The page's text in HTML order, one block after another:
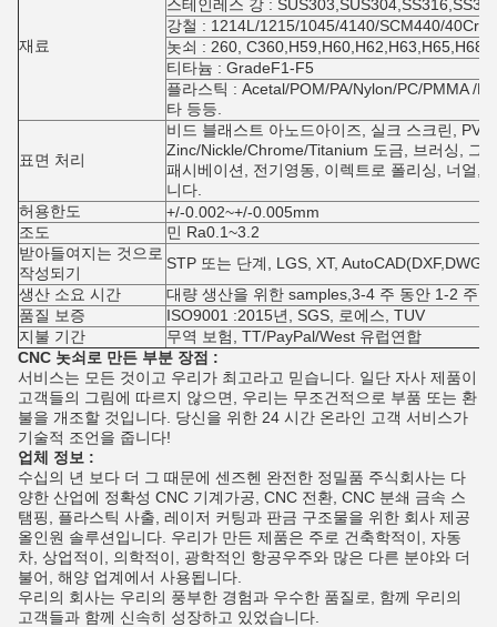
재료
스테인레스 강 :
강철 : 1214L/1215/1045/4140/SCM440/
놋쇠 : 260,
티타늄 : GradeF1-F5
플라스틱 : Acetal/POM/PA/Nylon/PC/PMMA /
타 등등.
표면 처리
비드 블래스트 아노드아이즈, 실크 스크린, PVD
Zinc/Nickle/Chrome/Titanium 도금, 브러싱, 그
패시베이션, 전기영동, 이렉트로 폴리싱, 너얼,
니다.
허용한도
+/-0.002~+/-0.005mm
조도
민 Ra0.1~3.2
받아들여지는 것으로
작성되기
STP 또는 단계, LGS, XT,
생산 소요 시간
대량 생산을 위한 samples,3-4 주 동안 1-2 주
품질 보증
ISO9001 :2015년, SGS, 로에스, TUV
지불 기간
무역 보험, TT/PayPal/West 유럽연합
CNC 놋쇠로 만든 부분 장점 :
서비스는 모든 것이고 우리가 최고라고 믿습니다. 일단 자사 제품이
고객들의 그림에 따르지 않으면, 우리는 무조건적으로 부품 또는 환
불을 개조할 것입니다. 당신을 위한 24 시간 온라인 고객 서비스가
기술적 조언을 줍니다!
업체 정보 :
수십의 년 보다 더 그 때문에 센즈헨 완전한 정밀품 주식회사는 다
양한 산업에 정확성 CNC 기계가공, CNC 전환, CNC 분쇄 금속 스
탬핑, 플라스틱 사출, 레이저 커팅과 판금 구조물을 위한 회사 제공
올인원 솔루션입니다. 우리가 만든 제품은 주로 건축학적이, 자동
차, 상업적이, 의학적이, 광학적인 항공우주와 많은 다른 분야와 더
불어, 해양 업계에서 사용됩니다.
우리의 회사는 우리의 풍부한 경험과 우수한 품질로, 함께 우리의
고객들과 함께 신속히 성장하고 있었습니다.